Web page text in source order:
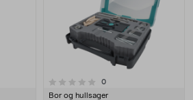
0anmeldelser
Bor og hullsager